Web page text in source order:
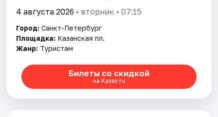
4 августа 2026 • вторник • 07:15
Город: Санкт-Петербург
Площадка: Казанская пл.
Жанр: Туристам
Билеты со скидкой
на Kassir.ru